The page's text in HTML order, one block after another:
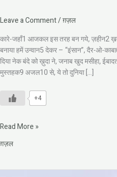
Leave a Comment/ग़ज़ल
कारे-जहाँ1 आजकल इस तरह बन गये, ज़हीन2
बनाया हमें उन्वान5 देकर – “इंसान”, दैर-ओ-
दिया नेक बंदे को ख़ुदा ने, जनाब खुद मसीहा,
मुस्तहक9 अजल10 से, ये तो दुनिया […]
+4
Read More »
ग़ज़ल